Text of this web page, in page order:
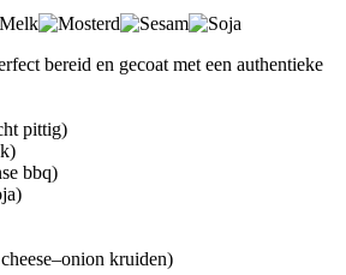
bereid en gecoat met een authentieke
pittig)
bbq)
kruiden)